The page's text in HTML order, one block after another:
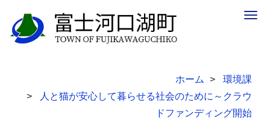
ホーム
環境課
人と猫が安心して暮らせる社会のために～クラウ
ドファンディング開始